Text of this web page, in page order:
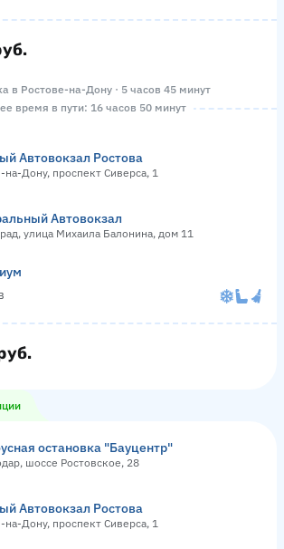
в Ростове-на-Дону · 5 часов 45 минут
время в пути: 16 часов 50 минут
Автовокзал Ростова
на-Дону, проспект Сиверса, 1
Автовокзал
улица Михаила Балонина, дом 11
остановка "Бауцентр"
шоссе Ростовское, 28
Автовокзал Ростова
на-Дону, проспект Сиверса, 1